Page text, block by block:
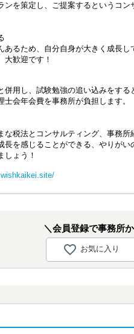
策定し、ご提案するというコン
ため、自分自身が大きく成長し
歓迎です！
し、試験勉強の追い込みをする
会年会費を事務所が負担します。
税法とコンサルティング、事務所
を感じることができる、やりがい
ょう！
＼会員登録で事務所
お気に入り